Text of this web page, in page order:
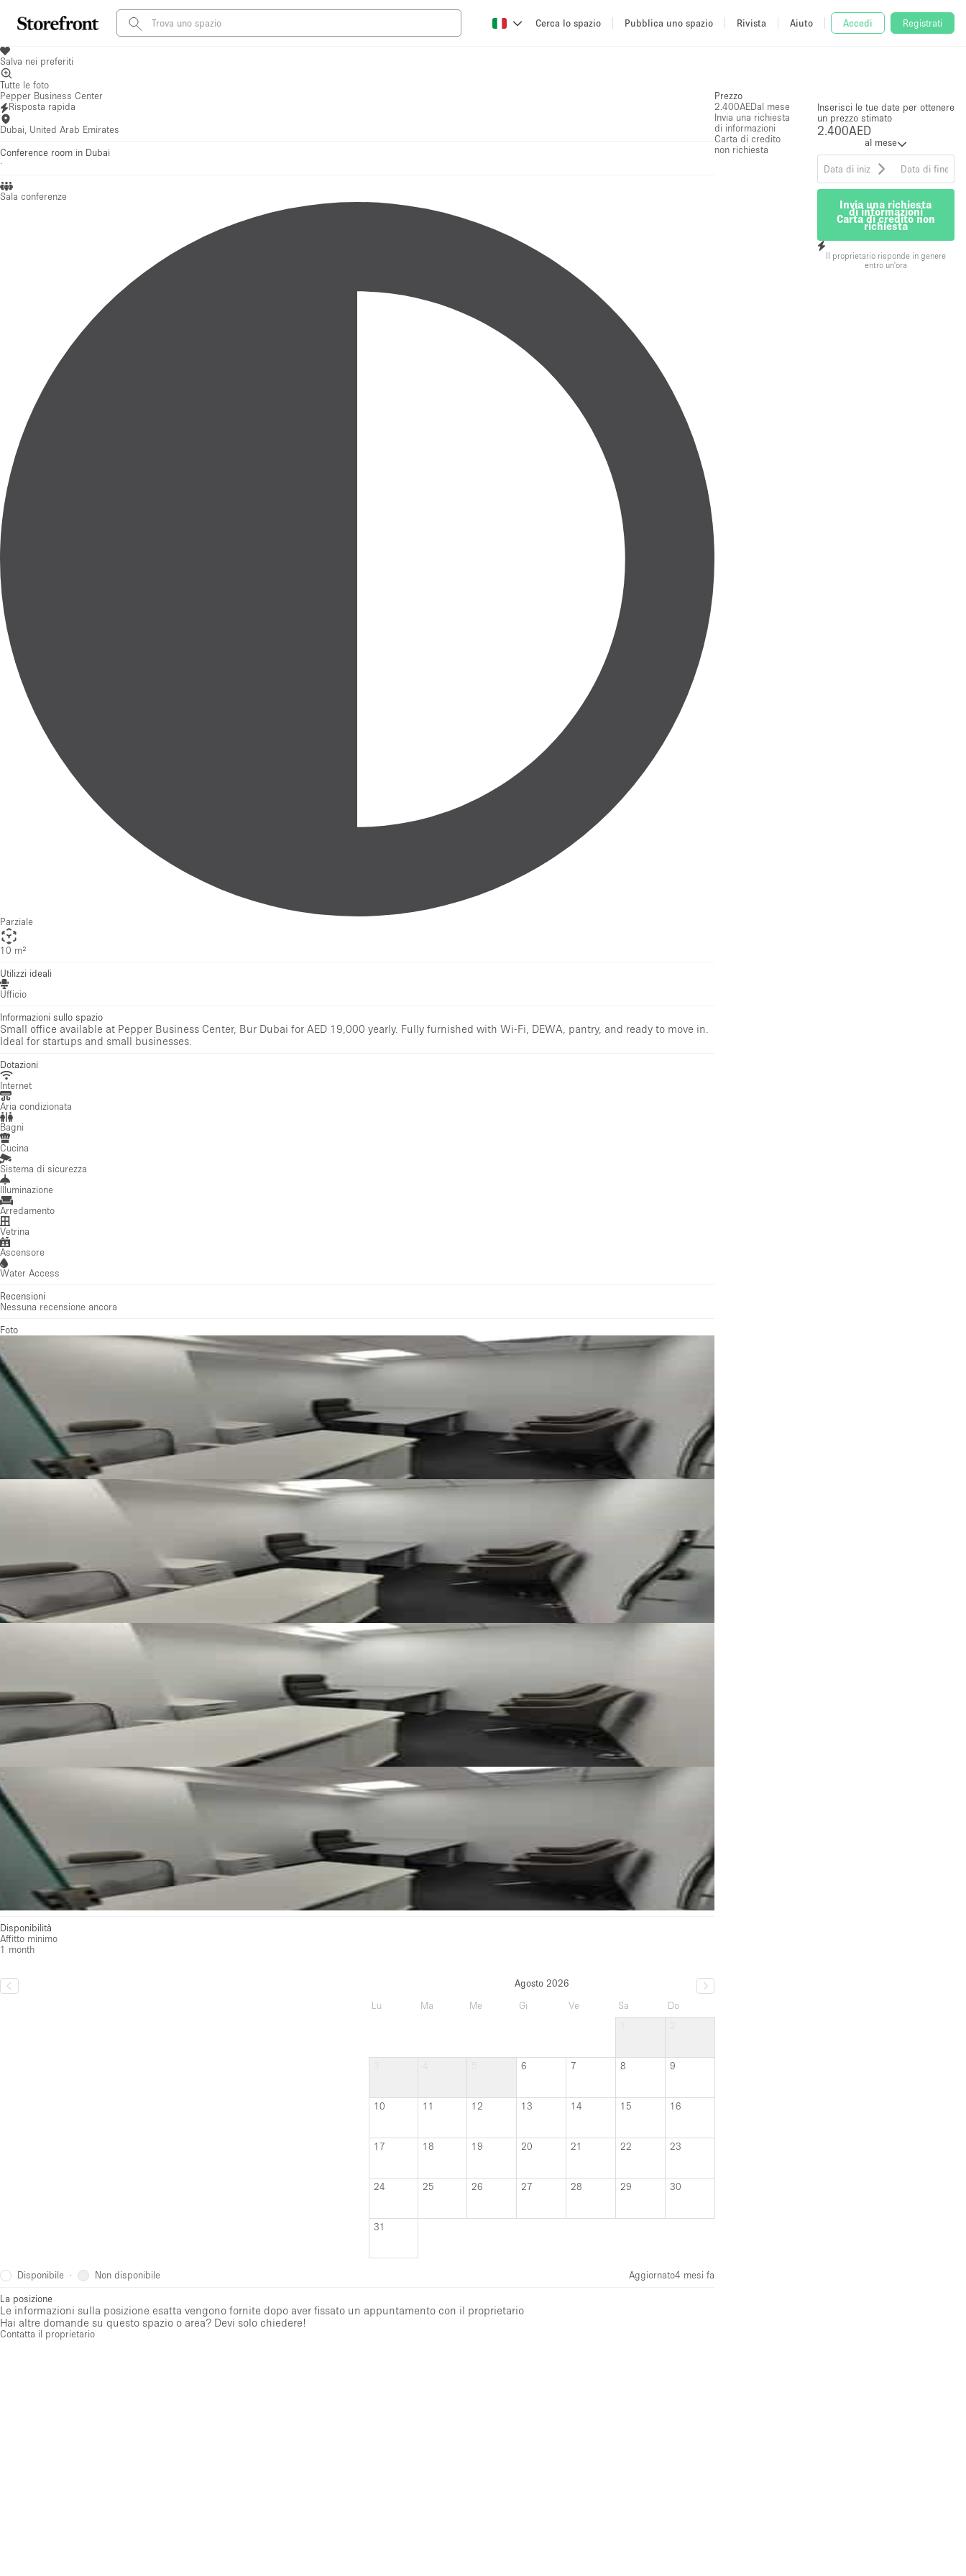
Cerca lo spazio Pubblica uno spazio Rivista Aiuto Accedi Registrati
Salva nei preferiti
Tutte le foto
Inserisci le tue date per ottenere
un prezzo stimato
2.400AED
al mese
Invia una richiesta
di informazioni
Carta di credito non
richiesta
Il proprietario risponde in genere
entro un'ora
Prezzo
2.400AEDal mese
Invia una richiesta
di informazioni
Carta di credito
non richiesta
Pepper Business Center
Risposta rapida
Dubai, United Arab Emirates
Conference room in Dubai
·
Sala conferenze
Parziale
10 m²
Utilizzi ideali
Ufficio
Informazioni sullo spazio
Small office available at Pepper Business Center, Bur Dubai for AED 19,000 yearly. Fully furnished with Wi-Fi, DEWA, pantry, and ready to move in.
Ideal for startups and small businesses.
Dotazioni
Internet
Aria condizionata
Bagni
Cucina
Sistema di sicurezza
Illuminazione
Arredamento
Vetrina
Ascensore
Water Access
Recensioni
Nessuna recensione ancora
Foto
Disponibilità
Affitto minimo
1 month
Agosto 2026
Lu
Ma Me Gi Ve Sa
Do
6 7 8 9
10 11 12 13 14 15 16
17 18 19 20 21 22 23
24 25 26 27 28 29 30
31
Disponibile · Non disponibile Aggiornato4 mesi fa
La posizione
Le informazioni sulla posizione esatta vengono fornite dopo aver fissato un appuntamento con il proprietario
Hai altre domande su questo spazio o area? Devi solo chiedere!
Contatta il proprietario